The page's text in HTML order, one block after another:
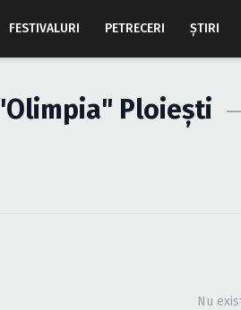
FESTIVALURI PETRECERI ŞTIRI
Ploieşti
Nu